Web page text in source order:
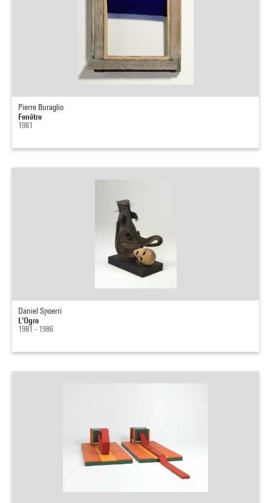
Pierre Buraglio
Fenêtre
1981
Daniel Spoerri
L'Ogre
1981 - 1986